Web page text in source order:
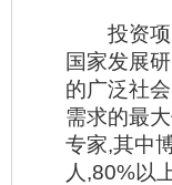
投资项
国家发展
的广泛社
需求的最
专家,其中
人,80%以